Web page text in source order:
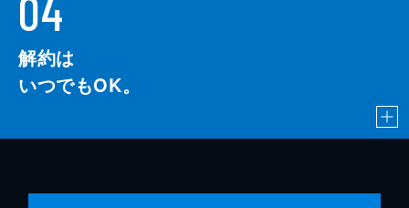
解約は
いつでもOK。